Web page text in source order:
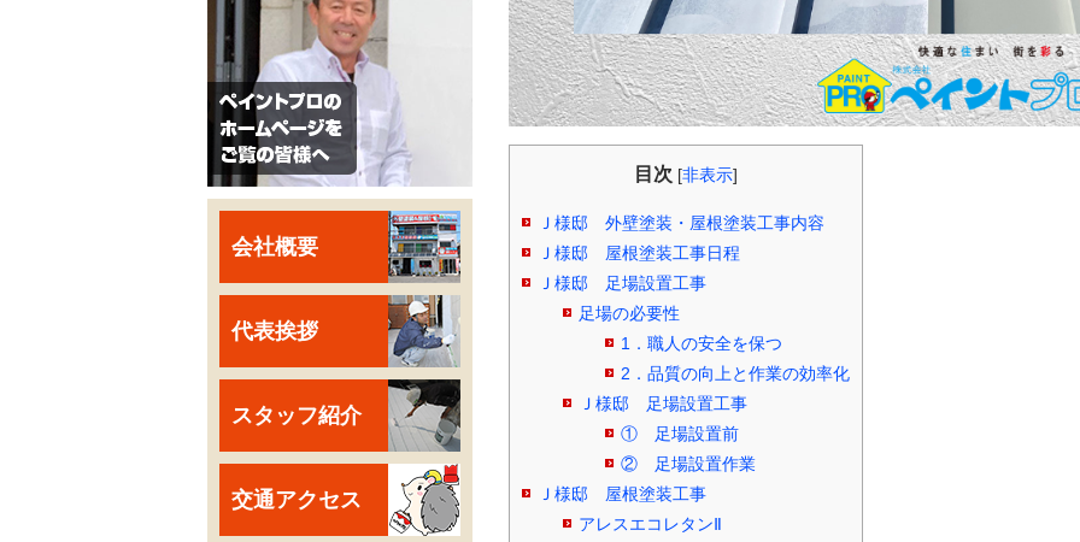
目次 [非表示]
Ｊ様邸 外壁塗装・屋根塗装工事内容
Ｊ様邸 屋根塗装工事日程
Ｊ様邸 足場設置工事
足場の必要性
1．職人の安全を保つ
2．品質の向上と作業の効率化
Ｊ様邸 足場設置工事
① 足場設置前
② 足場設置作業
Ｊ様邸 屋根塗装工事
アレスエコレタンⅡ
会社概要
代表挨拶
スタッフ紹介
交通アクセス